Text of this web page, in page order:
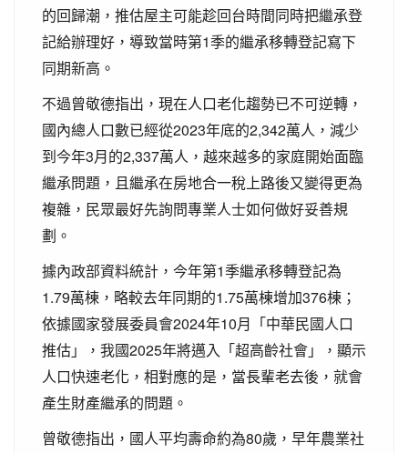
的回歸潮，推估屋主可能趁回台時間同時把繼承登
記給辦理好，導致當時第1季的繼承移轉登記寫下
同期新高。
不過曾敬德指出，現在人口老化趨勢已不可逆轉，
國內總人口數已經從2023年底的2,342萬人，減少
到今年3月的2,337萬人，越來越多的家庭開始面臨
繼承問題，且繼承在房地合一稅上路後又變得更為
複雜，民眾最好先詢問專業人士如何做好妥善規
劃。
據內政部資料統計，今年第1季繼承移轉登記為
1.79萬棟，略較去年同期的1.75萬棟增加376棟；
依據國家發展委員會2024年10月「中華民國人口
推估」，我國2025年將邁入「超高齡社會」，顯示
人口快速老化，相對應的是，當長輩老去後，就會
產生財產繼承的問題。
曾敬德指出，國人平均壽命約為80歲，早年農業社